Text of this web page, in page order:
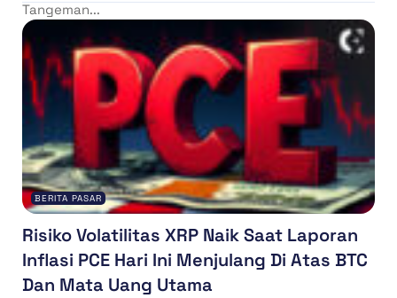
Tangeman...
BERITA PASAR
Risiko Volatilitas XRP Naik Saat Laporan
Inflasi PCE Hari Ini Menjulang Di Atas BTC
Dan Mata Uang Utama